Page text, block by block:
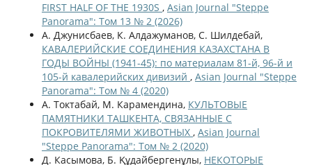
FIRST HALF OF THE 1930S , Asian Journal "Steppe
Panorama": Том 13 № 2 (2026)
А. Джунисбаев, К. Алдажуманов, С. Шилдебай,
КАВАЛЕРИЙСКИЕ СОЕДИНЕНИЯ КАЗАХСТАНА В
ГОДЫ ВОЙНЫ (1941-45): по материалам 81-й, 96-й и
105-й кавалерийских дивизий , Asian Journal "Steppe
Panorama": Том № 4 (2020)
А. Токтабай, М. Карамендина, КУЛЬТОВЫЕ
ПАМЯТНИКИ ТАШКЕНТА, СВЯЗАННЫЕ С
ПОКРОВИТЕЛЯМИ ЖИВОТНЫХ , Asian Journal
"Steppe Panorama": Том № 2 (2020)
Д. Касымова, Б. Құдайбергенұлы, НЕКОТОРЫЕ